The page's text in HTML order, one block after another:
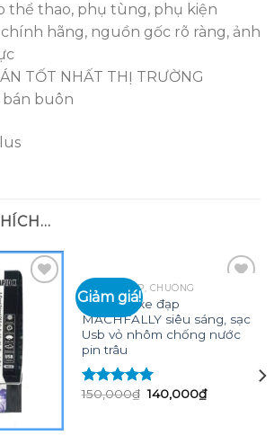
thể thao, phụ tùng, phụ kiện
hãng, nguồn gốc rõ ràng, ảnh
TỐT NHẤT THỊ TRƯỜNG
bán buôn
Add to
wishlist
Giảm giá!
Add to
wishlist
ĐÈN XE ĐẠP, CHUÔNG
Đèn pha xe đạp
MACHFALLY siêu sáng, sạc
Usb vỏ nhôm chống nước
pin trâu
Được xếp
150,000₫ Giá
140,000₫Giá
hiện